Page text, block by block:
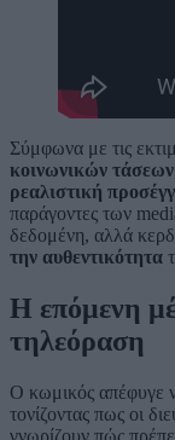
Σύμφωνα με τις
κοινωνικών τάσεων
ρεαλιστική
παράγοντες των
δεδομένη, αλλά
την αυθεντικότητα
Η επόμενη
τηλεόραση
Ο κωμικός απέφυγε
τονίζοντας πως οι
γνωρίζουν πώς